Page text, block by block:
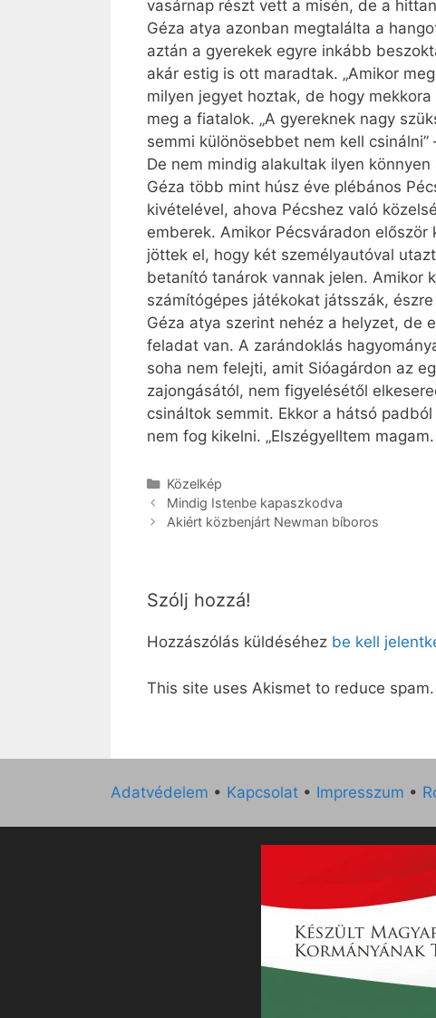
vasárnap részt vett a misén, de a
Géza atya azonban megtalálta a
aztán a gyerekek egyre inkább
akár estig is ott maradtak. „Amikor
milyen jegyet hoztak, de hogy
meg a fiatalok. „A gyereknek nagy
semmi különösebbet nem kell csinálni”
De nem mindig alakultak ilyen
Géza több mint húsz éve plébános
kivételével, ahova Pécshez való
emberek. Amikor Pécsváradon
jöttek el, hogy két személyautóval
betanító tanárok vannak jelen. Amikor
számítógépes játékokat játsszák,
Géza atya szerint nehéz a helyzet, de
feladat van. A zarándoklás
soha nem felejti, amit Sióagárdon az
zajongásától, nem figyelésétől
csináltok semmit. Ekkor a hátsó
nem fog kikelni. „Elszégyelltem
Kategória
Közelkép
Mindig Istenbe kapaszkodva
Akiért közbenjárt Newman bíboros
Szólj hozzá!
Hozzászólás küldéséhez be kell
This site uses Akismet to reduce spam.
Adatvédelem • Kapcsolat • Impresszum •